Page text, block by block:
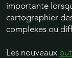
importante
cartographier
complexes ou
Les nouveaux